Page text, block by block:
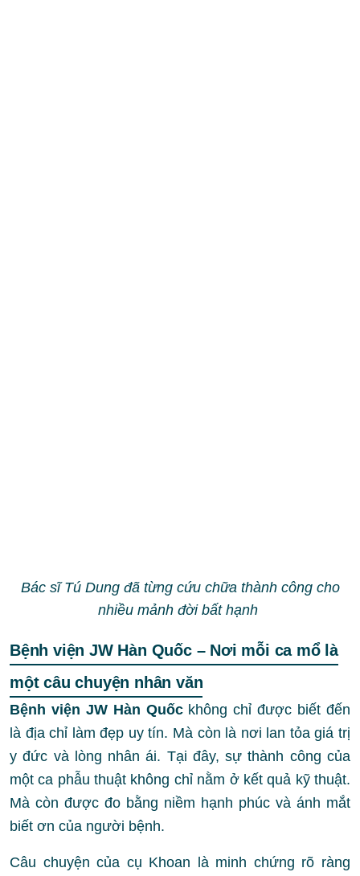
Bác sĩ Tú Dung đã từng cứu chữa thành công cho
nhiều mảnh đời bất hạnh
Bệnh viện JW Hàn Quốc – Nơi mỗi ca mổ là
một câu chuyện nhân văn
Bệnh viện JW Hàn Quốckhông chỉ được biết đến
là địa chỉ làm đẹp uy tín. Mà còn là nơi lan tỏa giá trị
y đức và lòng nhân ái. Tại đây, sự thành công của
một ca phẫu thuật không chỉ nằm ở kết quả kỹ thuật.
Mà còn được đo bằng niềm hạnh phúc và ánh mắt
biết ơn của người bệnh.
Câu chuyện của cụ Khoan là minh chứng rõ ràng